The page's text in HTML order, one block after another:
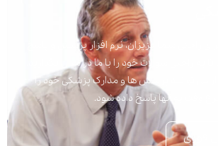
راحتی شما عزیزان، نرم افزار پرسش و پاسخ
به راحتی سوالات خود را با ما در میان بگذارید.
می توانید پرسش ها و مدارک پزشکی خود را
وقت به آنها پاسخ داده شود.
فوری